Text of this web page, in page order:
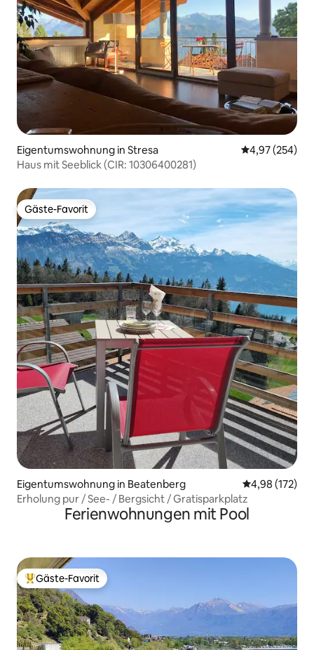
Eigentumswohnung in Stresa
4,97 (254)
Haus mit Seeblick (CIR: 10306400281)
Gäste-Favorit
Gäste-Favorit
Eigentumswohnung in Beatenberg
4,98 (172)
Erholung pur / See- / Bergsicht / Gratisparkplatz
Ferienwohnungen mit Pool
Beliebter Gäste-Favorit.
Gäste-Favorit